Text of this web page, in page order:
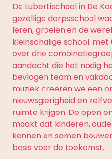
De Lubertischool in De
gezellige dorpsschool
leren, groeien en de
kleinschalige school,
over drie
aandacht die het nodig
bevlogen team en
muziek creëren we een
nieuwsgierigheid en
ruimte krijgen. De open
maakt dat kinderen,
kennen en samen
basis voor de toekomst.